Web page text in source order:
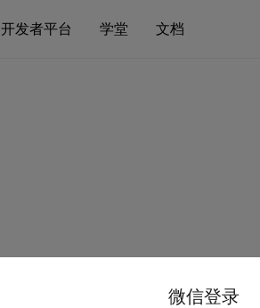
开发者平台 学堂 文档
微信登录